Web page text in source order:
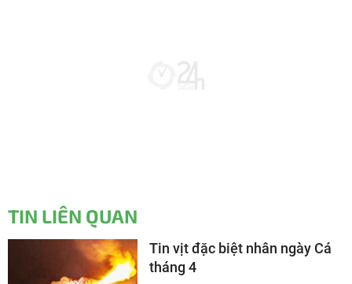
TIN LIÊN QUAN
Tin vịt đặc biệt nhân ngày Cá
tháng 4